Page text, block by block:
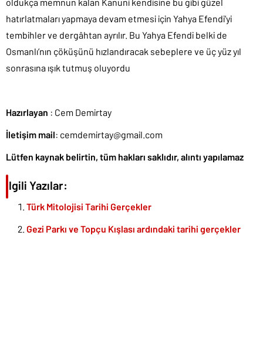
hatırlatmaları yapmaya devam etmesi için Yahya Efendi’yi
tembihler ve dergâhtan ayrılır. Bu Yahya Efendi belki de
Osmanlı’nın çöküşünü hızlandıracak sebeplere ve üç yüz yıl
sonrasına ışık tutmuş oluyordu
Hazırlayan : Cem Demirtay
İletişim mail: cemdemirtay@gmail.com
Lütfen kaynak belirtin, tüm hakları saklıdır, alıntı yapılamaz
İlgili Yazılar:
Türk Mitolojisi Tarihi Gerçekler
Gezi Parkı ve Topçu Kışlası ardındaki tarihi gerçekler